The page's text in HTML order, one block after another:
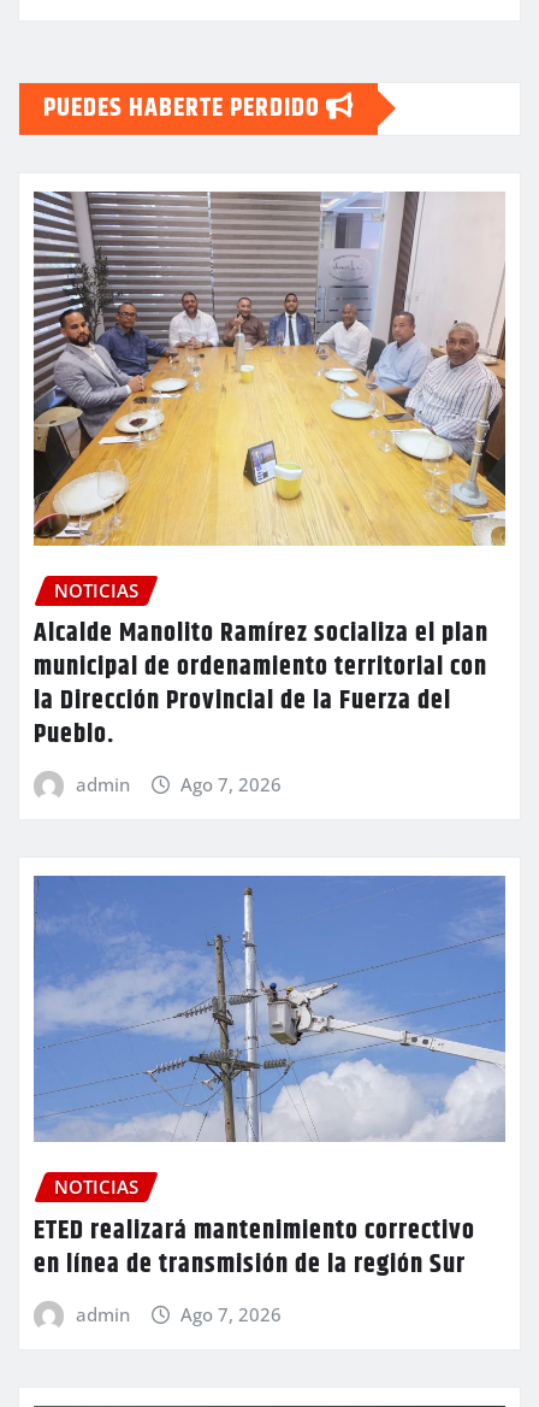
PUEDES HABERTE PERDIDO
NOTICIAS
Alcalde Manolito Ramírez socializa el plan
municipal de ordenamiento territorial con
la Dirección Provincial de la Fuerza del
Pueblo.
admin Ago 7, 2026
NOTICIAS
ETED realizará mantenimiento correctivo
en línea de transmisión de la región Sur
admin Ago 7, 2026